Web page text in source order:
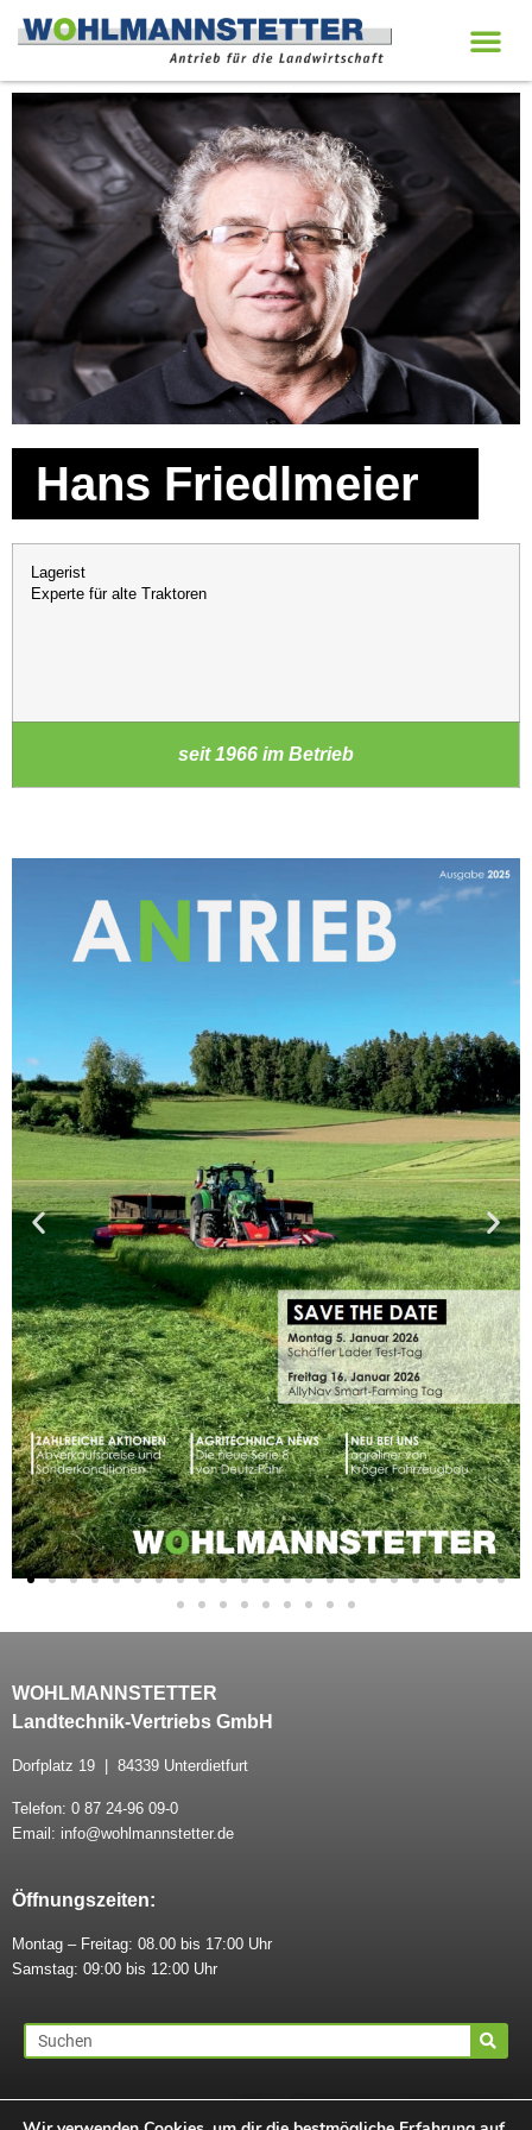
Hans Friedlmeier
Lagerist
Experte für alte Traktoren
seit 1966 im Betrieb
WOHLMANNSTETTER
Landtechnik-Vertriebs GmbH
Dorfplatz 19 | 84339 Unterdietfurt
Telefon: 0 87 24-96 09-0
Email: info@wohlmannstetter.de
Öffnungszeiten:
Montag – Freitag: 08.00 bis 17:00 Uhr
Samstag: 09:00 bis 12:00 Uhr